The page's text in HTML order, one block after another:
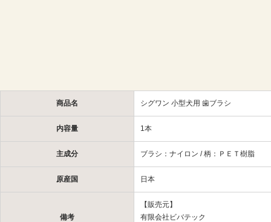
商品名 シグワン 小型犬用 歯ブラシ
内容量 1本
主成分 ブラシ：ナイロン / 柄：ＰＥＴ樹脂
原産国 日本
備考
【販売元】
有限会社ビバテック